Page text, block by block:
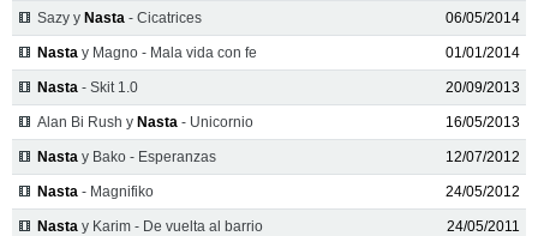
Sazy y Nasta - Cicatrices 06/05/2014
Nasta y Magno - Mala vida con fe 01/01/2014
Nasta - Skit 1.0 20/09/2013
Alan Bi Rush y Nasta - Unicornio 16/05/2013
Nasta y Bako - Esperanzas 12/07/2012
Nasta - Magnifiko 24/05/2012
Nasta y Karim - De vuelta al barrio 24/05/2011